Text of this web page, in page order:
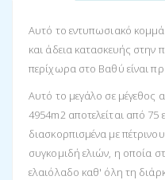
Αυτό το εντυπωσιακό
και άδεια κατασκευής
περίχωρα στο Βαθύ είναι
Αυτό το μεγάλο σε μέγεθος
4954m2 αποτελείται από
διασκορπισμένα με
συγκομιδή ελιών, η οποία
ελαιόλαδο καθ' όλη τη